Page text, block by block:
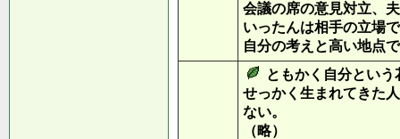
会議の席の意見対立、
いったんは相手の立場
自分の考えと高い地点
ともかく自分とい
せっかく生まれてきた
ない。
（略）